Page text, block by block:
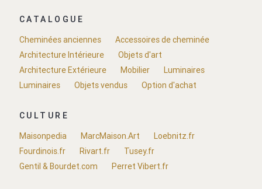
CATALOGUE
Cheminées anciennes
Accessoires de cheminée
Architecture Intérieure
Objets d'art
Architecture Extérieure
Mobilier
Luminaires
Luminaires
Objets vendus Option d'achat
CULTURE
Maisonpedia
MarcMaison.Art
Loebnitz.fr
Fourdinois.fr
Rivart.fr
Tusey.fr
Gentil & Bourdet.com
Perret Vibert.fr